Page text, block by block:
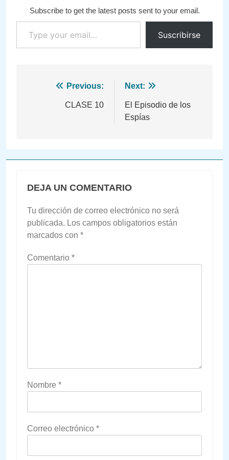
Subscribe to get the latest posts sent to your email.
Type your email…
Suscribirse
Navegación
Previous:
CLASE 10
Next:
El Episodio de los
Espías
DEJA UN COMENTARIO
Tu dirección de correo electrónico no será
publicada. Los campos obligatorios están
marcados con *
Comentario *
Nombre *
Correo electrónico *